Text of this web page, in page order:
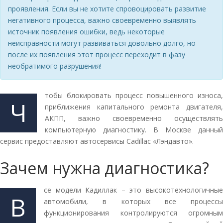
проявления. Если вы не хотите спровоцировать развитие
негативного процесса, важно своевременно выявлять
источник появления ошибки, ведь некоторые
неисправности могут развиваться довольно долго, но
после их появления этот процесс переходит в фазу
необратимого разрушения!
Ч
тобы блокировать процесс повышенного износа,
приближения капитального ремонта двигателя,
АКПП, важно своевременно осуществлять
компьютерную диагностику. В Москве данный
сервис предоставляют автосервисы Cadillac «Лэндавто».
Зачем нужна диагностика?
В
се модели Кадиллак – это высокотехнологичные
автомобили, в которых все процессы
функционирования контролируются огромным